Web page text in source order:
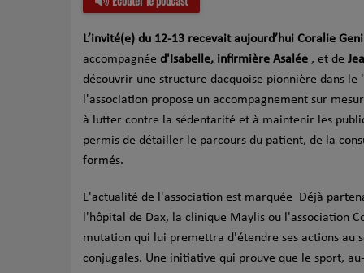
L’invité(e) du 12-13 recevait aujourd’hui Coralie
accompagnée d'Isabelle, infirmière Asalée , et de
découvrir une structure dacquoise pionnière dans
l'association propose un accompagnement sur
à lutter contre la sédentarité et à maintenir les
permis de détailler le parcours du patient, de la
formés.
L'actualité de l'association est marquée Déjà
l'hôpital de Dax, la clinique Maylis ou l'association
mutation qui lui premettra d'étendre ses actions au
conjugales. Une initiative qui prouve que le sport,